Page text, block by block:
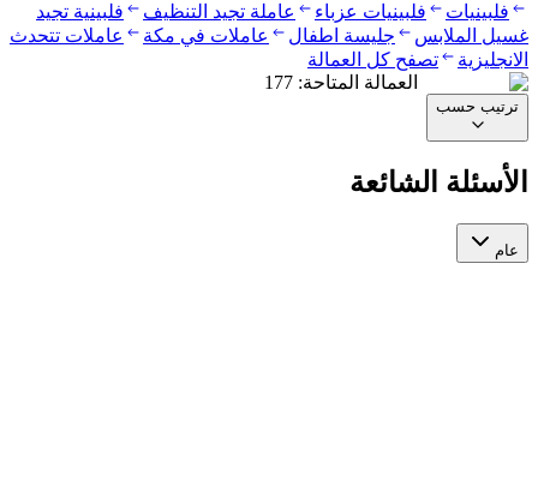
فلبينيات
فلبينيات عزباء عاملة تجيد التنظيف
فلبينية تجيد
غسيل الملابس
جليسة اطفال عاملات في مكة
عاملات تتحدث
الانجليزية
تصفح كل العمالة
العمالة المتاحة:
177
ترتيب حسب
الأسئلة الشائعة
عام